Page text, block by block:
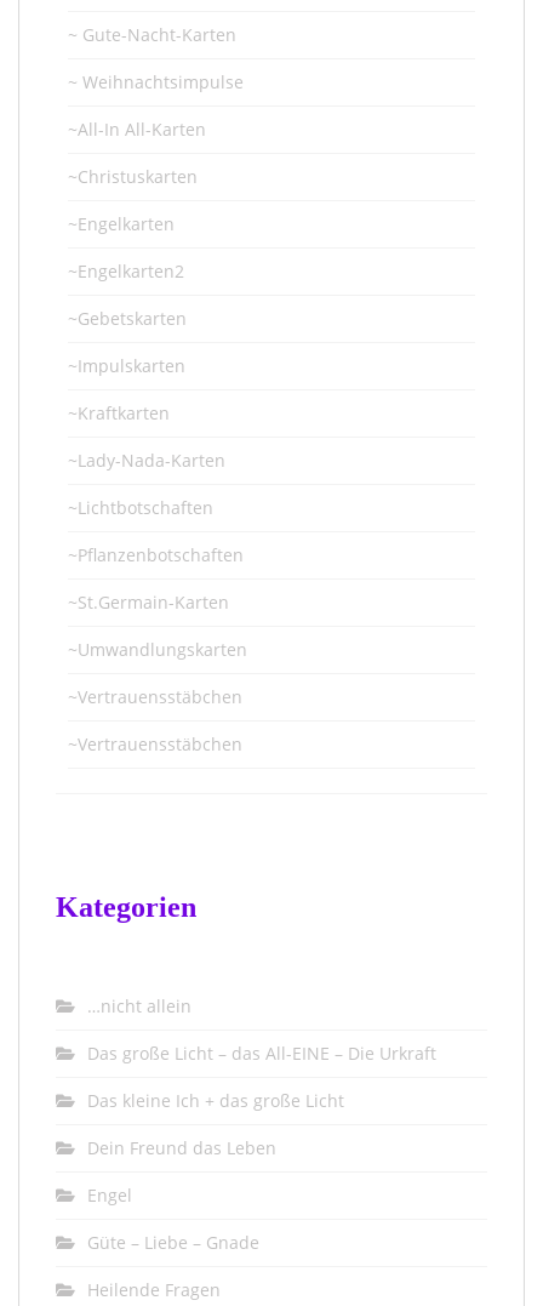
~ Gute-Nacht-Karten
~ Weihnachtsimpulse
~All-In All-Karten
~Christuskarten
~Engelkarten
~Engelkarten2
~Gebetskarten
~Impulskarten
~Kraftkarten
~Lady-Nada-Karten
~Lichtbotschaften
~Pflanzenbotschaften
~St.Germain-Karten
~Umwandlungskarten
~Vertrauensstäbchen
~Vertrauensstäbchen
Kategorien
…nicht allein
Das große Licht – das All-EINE – Die Urkraft
Das kleine Ich + das große Licht
Dein Freund das Leben
Engel
Güte – Liebe – Gnade
Heilende Fragen